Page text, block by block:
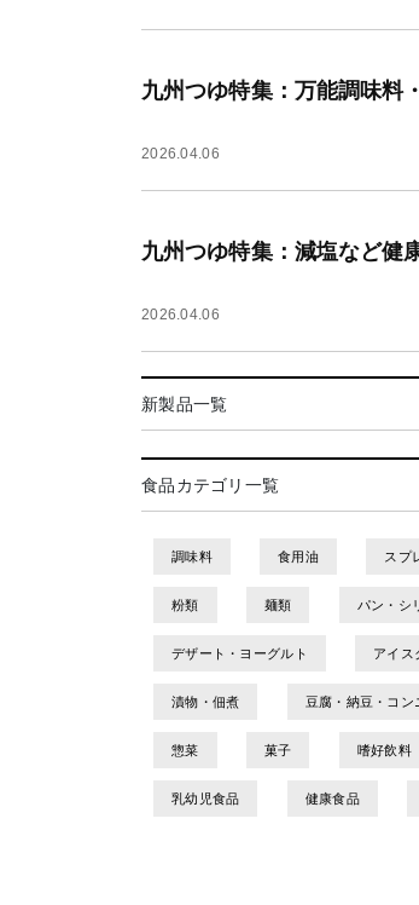
九州つゆ特集：万能調味料
2026.04.06
九州つゆ特集：減塩など健
2026.04.06
新製品一覧
食品カテゴリ一覧
調味料 食用油 スプ
粉類 麺類 パン・シ
デザート・ヨーグルト アイス
漬物・佃煮 豆腐・納豆・コン
惣菜 菓子 嗜好飲料
乳幼児食品 健康食品